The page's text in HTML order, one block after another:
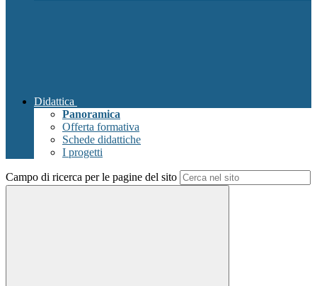
Didattica
Panoramica
Offerta formativa
Schede didattiche
I progetti
Campo di ricerca per le pagine del sito